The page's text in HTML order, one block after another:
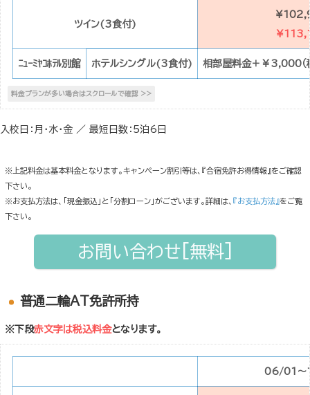
ツイン(3食付)
ﾆｭｰﾐﾔｺﾎﾃﾙ別館 ホテルシングル(3食付) 相部屋料金＋￥3,000
入校日：月・水・金 ／ 最短日数：5泊6日
※上記料金は基本料金となります。キャンペーン割引等は、『合宿免許お得情報』をご確認
下さい。
※お支払方法は、「現金振込」と「分割ローン」がございます。詳細は、 『お支払方法』をご覧
下さい。
お問い合わせ[無料]
普通二輪AT免許所持
※下段赤文字は税込料金となります。
06/01～